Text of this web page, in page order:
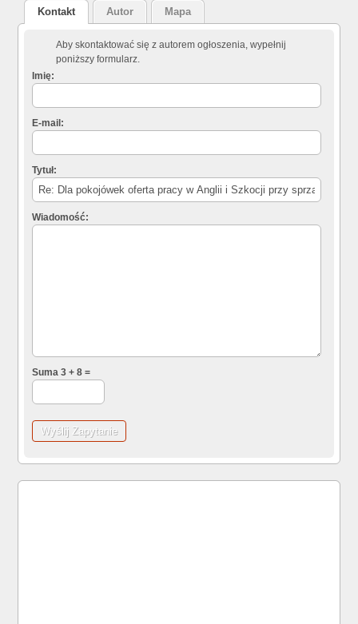
Kontakt Autor Mapa
Aby skontaktować się z autorem ogłoszenia, wypełnij
poniższy formularz.
Imię:
E-mail:
Tytuł:
Wiadomość:
Suma 3 + 8 =